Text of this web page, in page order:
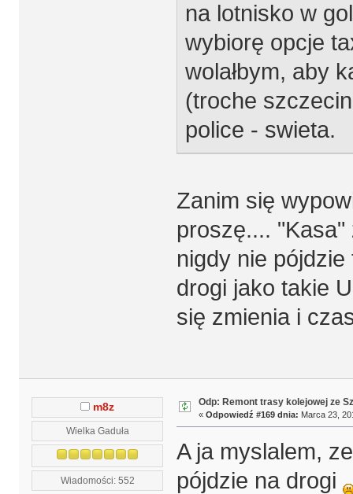
na lotnisko w
wybiorę opcje
wolałbym, aby
(troche
police - swieta.
Zanim się
proszę....
nigdy nie
drogi jako takie
się zmienia i
m8z
Wielka Gaduła
Wiadomości: 552
Odp: Remont trasy kolejowej ze
« Odpowiedź #169 dnia: Marca 23,
A ja myslalem,
pójdzie na drogi